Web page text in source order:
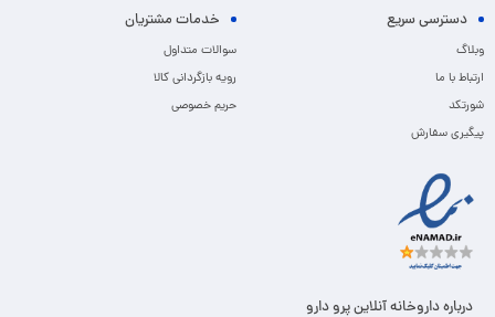
دسترسی سریع
وبلاگ
ارتباط با ما
شورتکد
پیگیری سفارش
خدمات مشتریان
سوالات متداول
رویه بازگردانی کالا
حریم خصوصی
درباره داروخانه آنلاین پرو دارو